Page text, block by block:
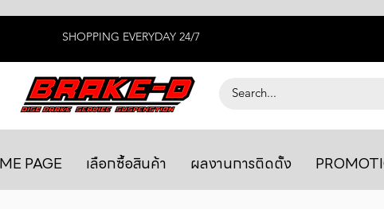
SHOPPING EVERYDAY 24/7
PAGE เลือกซื้อสินค้า ผลงานการติดตั้ง